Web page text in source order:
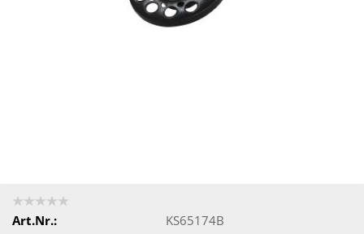
Art.Nr.:
KS65174B